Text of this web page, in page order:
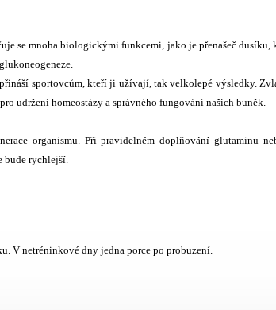
se mnoha biologickými funkcemi, jako je přenašeč dusíku,
sportovcům, kteří ji užívají, tak velkolepé výsledky.
udržení homeostázy a správného fungování našich buněk.
organismu. Při pravidelném doplňování glutaminu
bude rychlejší.
V netréninkové dny jedna porce po probuzení.